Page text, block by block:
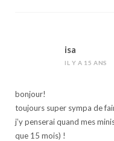
isa
IL Y A 15 ANS
bonjour!
toujours super sympa de
j’y penserai quand mes
que 15 mois) !